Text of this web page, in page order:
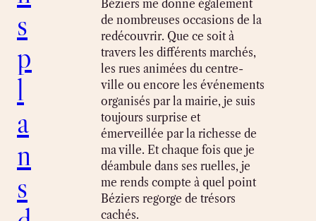
s
p
l
a
n
s
Béziers me donne également
de nombreuses occasions de la
redécouvrir. Que ce soit à
travers les différents marchés,
les rues animées du centre-
ville ou encore les événements
organisés par la mairie, je suis
toujours surprise et
émerveillée par la richesse de
ma ville. Et chaque fois que je
déambule dans ses ruelles, je
me rends compte à quel point
Béziers regorge de trésors
cachés.